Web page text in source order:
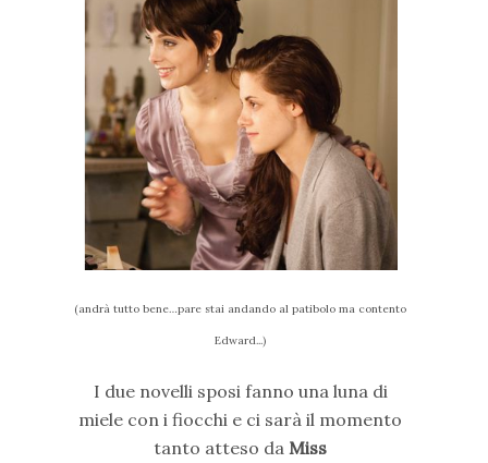
(andrà tutto bene…pare stai andando al patibolo ma contento
Edward...)
I due novelli sposi fanno una luna di
miele con i fiocchi e ci sarà il momento
tanto atteso da Miss